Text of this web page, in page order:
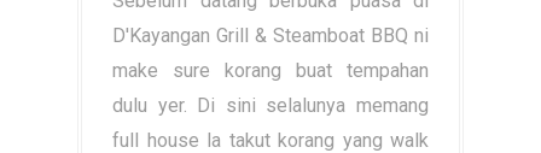
D'Kayangan Grill & Steamboat BBQ ni
make sure korang buat tempahan
dulu yer. Di sini selalunya memang
full house la takut korang yang walk